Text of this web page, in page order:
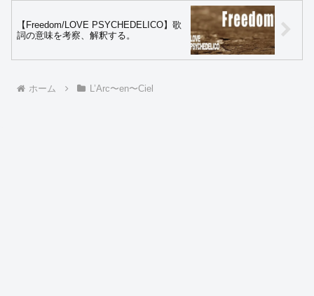
【Freedom/LOVE PSYCHEDELICO】歌
詞の意味を考察、解釈する。
ホーム L’Arc〜en〜Ciel